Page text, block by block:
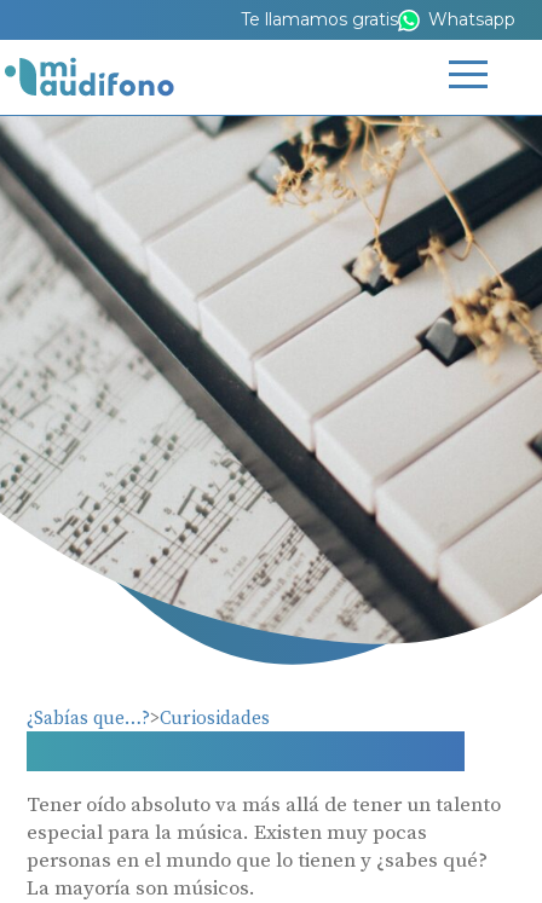
Te llamamos gratis Whatsapp
¿Sabías que…? Curiosidades
Músicos con oído absoluto
Tener oído absoluto va más allá de tener un talento
especial para la música. Existen muy pocas
personas en el mundo que lo tienen y ¿sabes qué?
La mayoría son músicos.